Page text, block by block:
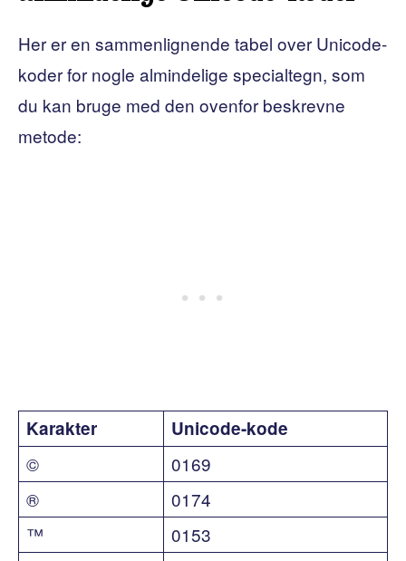
Her er en sammenlignende tabel over Unicode-
koder for nogle almindelige specialtegn, som
du kan bruge med den ovenfor beskrevne
metode:
Karakter
Unicode-kode
©
0169
®
0174
™
0153